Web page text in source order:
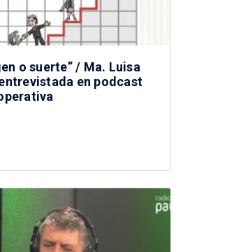
o suerte” / Ma. Luisa
en podcast